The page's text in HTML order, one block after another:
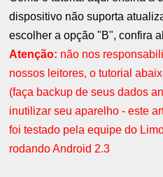
dispositivo não suporta
escolher a opção "B", confira
Atenção: não nos
nossos leitores, o tutorial
(faça backup de seus dados
inutilizar seu aparelho - este
foi testado pela equipe do
rodando Android 2.3